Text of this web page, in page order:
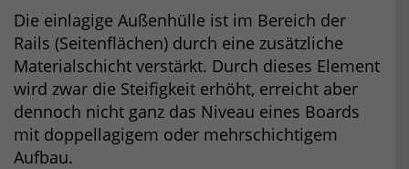
Die einlagige Außenhülle ist im Bereich der
Rails (Seitenflächen) durch eine zusätzliche
Materialschicht verstärkt. Durch dieses Element
wird zwar die Steifigkeit erhöht, erreicht aber
dennoch nicht ganz das Niveau eines Boards
mit doppellagigem oder mehrschichtigem
Aufbau.